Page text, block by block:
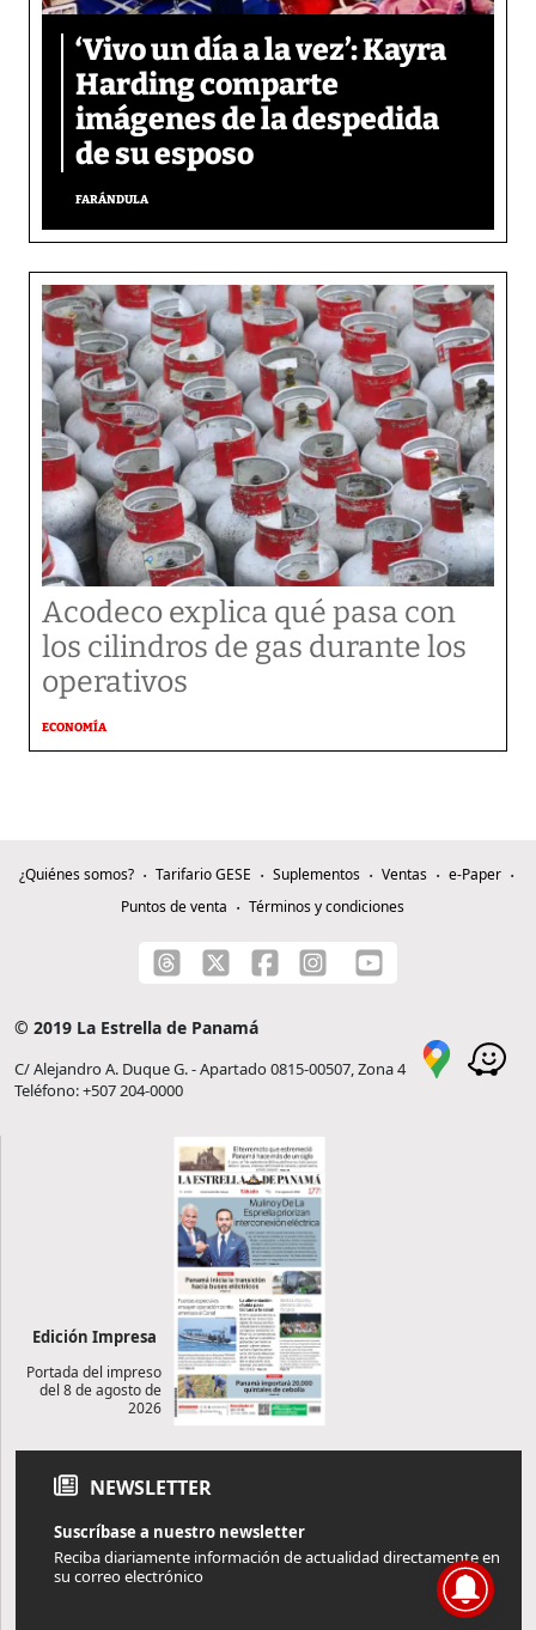
‘Vivo un día a la vez’: Kayra
Harding comparte
imágenes de la despedida
de su esposo
FARÁNDULA
Acodeco explica qué pasa con
los cilindros de gas durante los
operativos
ECONOMÍA
¿Quiénes somos? Tarifario GESE Suplementos Ventas
e-Paper
Puntos de venta
Términos y condiciones
© 2019 La Estrella de Panamá
C/ Alejandro A. Duque G. - Apartado 0815-00507, Zona 4
Teléfono: +507 204-0000
Edición Impresa
Portada del impreso
del 8 de agosto de
2026
NEWSLETTER
Suscríbase a nuestro newsletter
Reciba diariamente información de actualidad directamente en
su correo electrónico